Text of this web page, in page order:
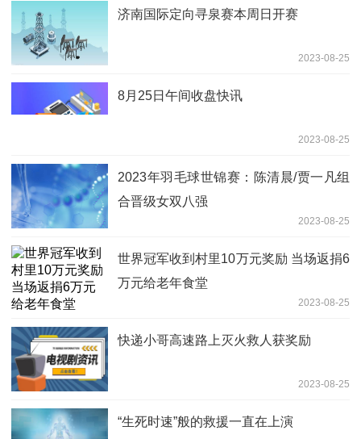
济南国际定向寻泉赛本周日开赛
2023-08-25
8月25日午间收盘快讯
2023-08-25
2023年羽毛球世锦赛：陈清晨/贾一凡组
合晋级女双八强
2023-08-25
世界冠军收到村里10万元奖励 当场返捐6
万元给老年食堂
2023-08-25
快递小哥高速路上灭火救人获奖励
2023-08-25
“生死时速”般的救援一直在上演